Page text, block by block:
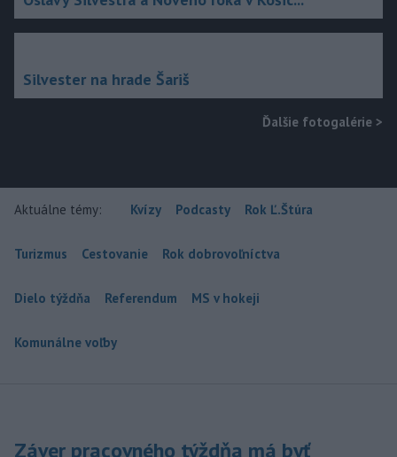
Silvester na hrade Šariš
Ďalšie fotogalérie >
Aktuálne témy: Kvízy Podcasty Rok Ľ.Štúra
Turizmus Cestovanie Rok dobrovoľníctva
Dielo týždňa Referendum MS v hokeji
Komunálne voľby
Záver pracovného týždňa má byť